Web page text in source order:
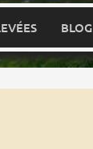
BLOG